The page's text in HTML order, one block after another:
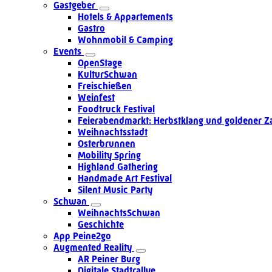
Gastgeber
Hotels & Appartements
Gastro
Wohnmobil & Camping
Events
OpenStage
KulturSchwan
Freischießen
Weinfest
Foodtruck Festival
Feierabendmarkt: Herbstklang und goldener
Weihnachtsstadt
Osterbrunnen
Mobility Spring
Highland Gathering
Handmade Art Festival
Silent Music Party
Schwan
WeihnachtsSchwan
Geschichte
App Peine2go
Augmented Reality
AR Peiner Burg